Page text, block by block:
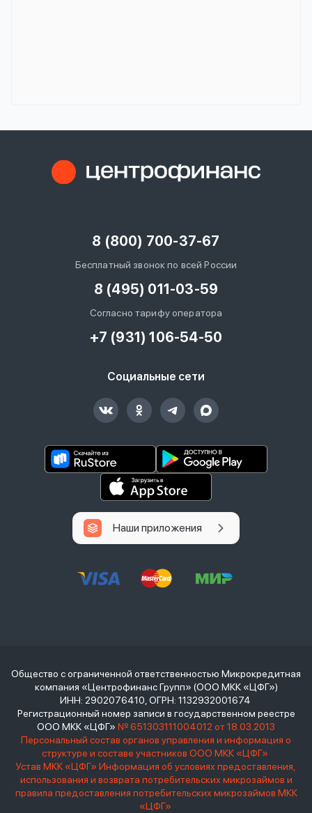
8 (800) 700-37-67
Бесплатный звонок по всей России
8 (495) 011-03-59
Согласно тарифу оператора
+7 (931) 106-54-50
Социальные сети
Наши приложения
Общество с ограниченной ответственностью Микрокредитная
компания «Центрофинанс Групп» (ООО МКК «ЦФГ»)
ИНН: 2902076410, ОГРН: 1132932001674
Регистрационный номер записи в государственном реестре
ООО МКК «ЦФГ» № 651303111004012 от 18.03.2013
Персональный состав органов управления и информация о
структуре и составе участников ООО МКК «ЦФГ»
Устав МКК «ЦФГ» Информация об условиях предоставления,
использования и возврата потребительских микрозаймов и
правила предоставления потребительских микрозаймов МКК
«ЦФГ»